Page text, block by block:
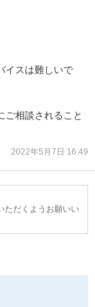
イスは難しいで
ご相談されること
2022年5月7日 16:49
ただくようお願いい